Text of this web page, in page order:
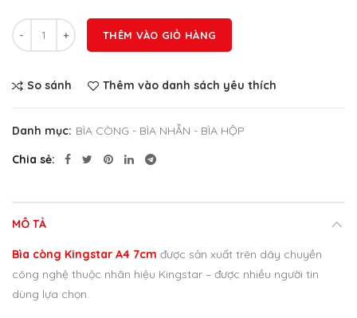
Số lượng
THÊM VÀO GIỎ HÀNG
So sánh Thêm vào danh sách yêu thích
Danh mục: BÌA CÒNG - BÌA NHẪN - BÌA HỘP
Chia sẻ
MÔ TẢ
Bìa còng Kingstar A4 7cm được sản xuất trên dây chuyền
công nghệ thuộc nhãn hiệu Kingstar – được nhiều người tin
dùng lựa chọn.